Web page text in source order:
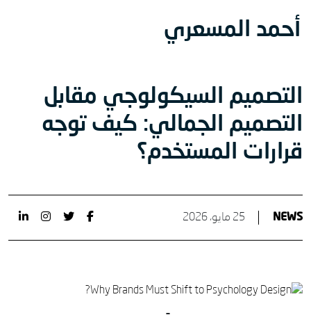
أحمد المسعري
التصميم السيكولوجي مقابل
التصميم الجمالي: كيف توجه
قرارات المستخدم؟
NEWS 25 مايو، 2026